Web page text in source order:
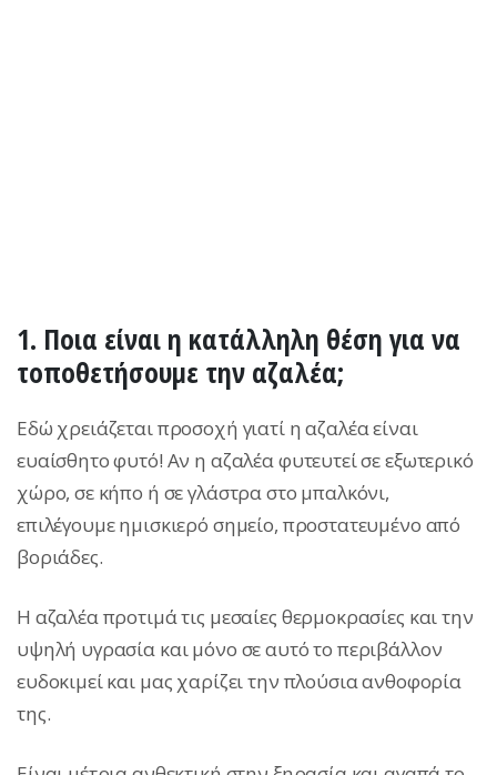
1. Ποια είναι η κατάλληλη θέση για να
τοποθετήσουμε την αζαλέα;
Εδώ χρειάζεται προσοχή γιατί η αζαλέα είναι
ευαίσθητο φυτό! Αν η αζαλέα φυτευτεί σε εξωτερικό
χώρο, σε κήπο ή σε γλάστρα στο μπαλκόνι,
επιλέγουμε ημισκιερό σημείο, προστατευμένο από
βοριάδες.
Η αζαλέα προτιμά τις μεσαίες θερμοκρασίες και την
υψηλή υγρασία και μόνο σε αυτό το περιβάλλον
ευδοκιμεί και μας χαρίζει την πλούσια ανθοφορία
της.